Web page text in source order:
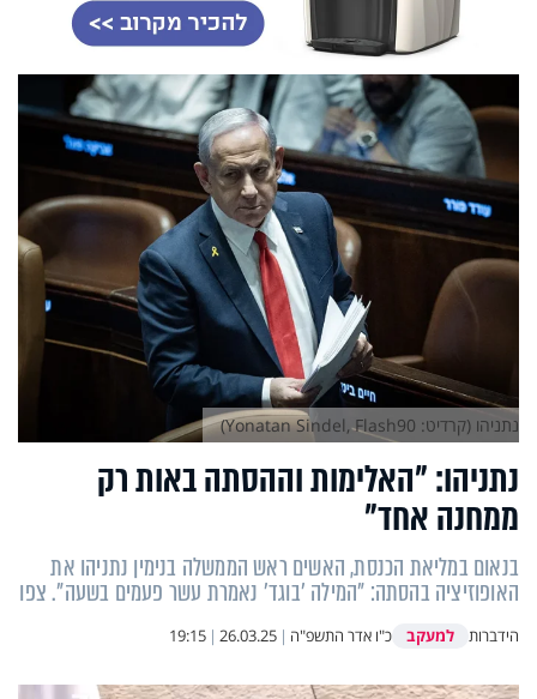
נתניהו: "האלימות וההסתה באות רק
ממחנה אחד"
בנאום במליאת הכנסת, האשים ראש הממשלה בנימין נתניהו את
האופוזיציה בהסתה: "המילה 'בוגד' נאמרת עשר פעמים בשעה". צפו
הידברות למעקב כ"ו אדר התשפ"ה |
26.03.25
|
19:15
נתניהו (קרדיט: Yonatan Sindel, Flash90)